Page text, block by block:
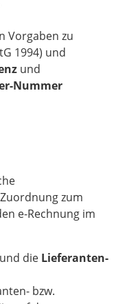
Vorgaben zu
1994) und
und
Nummer
zum
e-Rechnung im
und die Lieferanten-
bzw.